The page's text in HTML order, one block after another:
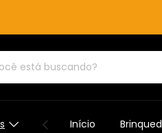
Início